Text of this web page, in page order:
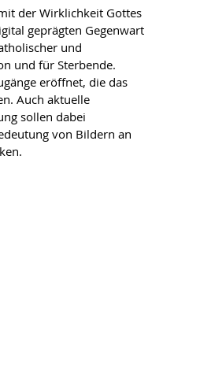
der Wirklichkeit Gottes
geprägten Gegenwart
und
und für Sterbende.
eröffnet, die das
Auch aktuelle
sollen dabei
von Bildern an